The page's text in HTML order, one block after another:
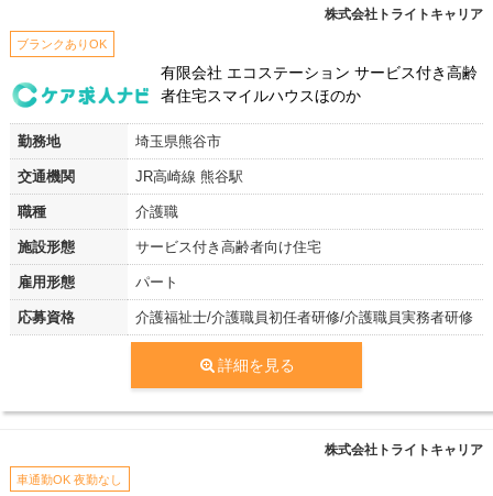
株式会社トライトキャリア
ブランクありOK
有限会社 エコステーション サービス付き高齢
者住宅スマイルハウスほのか
勤務地 埼玉県熊谷市
交通機関 JR高崎線 熊谷駅
職種 介護職
施設形態 サービス付き高齢者向け住宅
雇用形態 パート
応募資格 介護福祉士/介護職員初任者研修/介護職員実務者研修
詳細を見る
株式会社トライトキャリア
車通勤OK 夜勤なし